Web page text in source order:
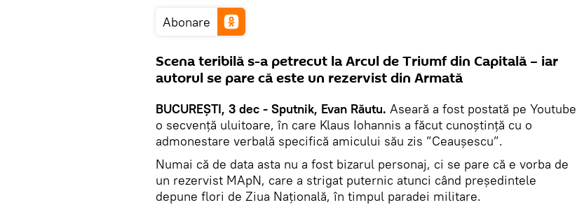
Abonare
Scena teribilă s-a petrecut la Arcul de Triumf din Capitală – iar
autorul se pare că este un rezervist din Armată
BUCUREȘTI, 3 dec - Sputnik, Evan Răutu. Aseară a fost postată pe Youtube
o secvență uluitoare, în care Klaus Iohannis a făcut cunoștință cu o
admonestare verbală specifică amicului său zis ”Ceaușescu”.
Numai că de data asta nu a fost bizarul personaj, ci se pare că e vorba de
un rezervist MApN, care a strigat puternic atunci când președintele
depune flori de Ziua Națională, în timpul paradei militare.